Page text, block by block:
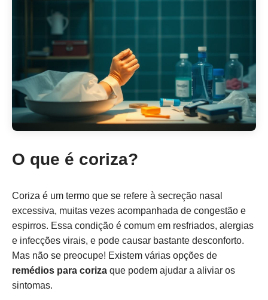
O que é coriza?
Coriza é um termo que se refere à secreção nasal
excessiva, muitas vezes acompanhada de congestão e
espirros. Essa condição é comum em resfriados, alergias
e infecções virais, e pode causar bastante desconforto.
Mas não se preocupe! Existem várias opções de
remédios para coriza que podem ajudar a aliviar os
sintomas.